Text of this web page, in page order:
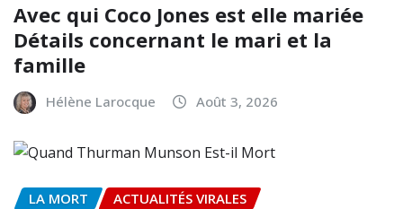
Avec qui Coco Jones est elle mariée
Détails concernant le mari et la
famille
Hélène Larocque Août 3, 2026
LA MORT ACTUALITÉS VIRALES